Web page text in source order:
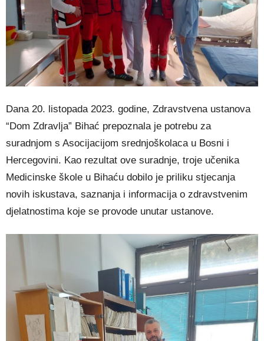
Dana 20. listopada 2023. godine, Zdravstvena ustanova
“Dom Zdravlja” Bihać prepoznala je potrebu za
suradnjom s Asocijacijom srednjoškolaca u Bosni i
Hercegovini. Kao rezultat ove suradnje, troje učenika
Medicinske škole u Bihaću dobilo je priliku stjecanja
novih iskustava, saznanja i informacija o zdravstvenim
djelatnostima koje se provode unutar ustanove.